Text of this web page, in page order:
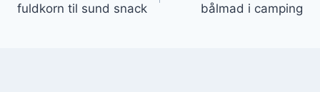
fuldkorn til sund snack
bålmad i camping